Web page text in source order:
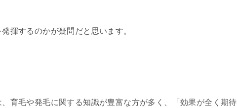
揮するのかが疑問だと思います。
育毛や発毛に関する知識が豊富な方が多く、「効果が全く期待